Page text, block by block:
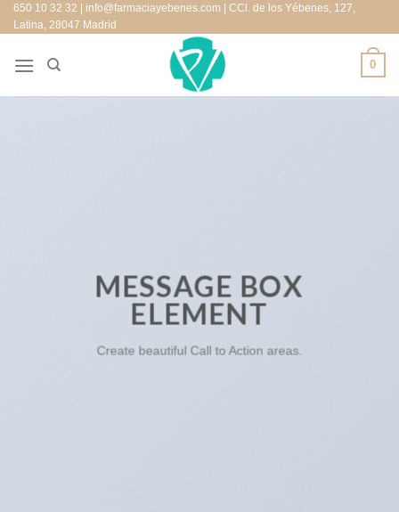
Saltar
al
contenido
650 10 32 32 | info@farmaciayebenes.com | CCl. de los Yébenes, 127,
Latina, 28047 Madrid
0
MESSAGE BOX
ELEMENT
Create beautiful Call to Action areas.